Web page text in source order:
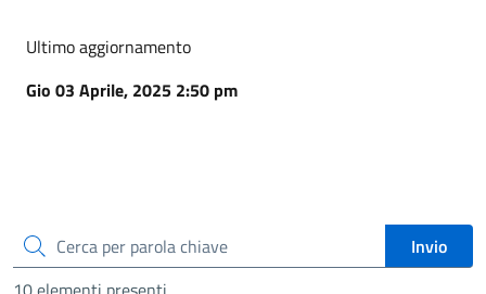
Ultimo aggiornamento
Gio 03 Aprile, 2025 2:50 pm
cerca
Invio